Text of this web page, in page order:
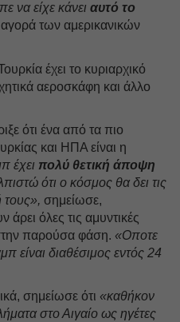
να είχε κάνει αυτό το
των αμερικανικών
έχει το κυριαρχικό
αεροσκάφη και άλλο
ότι ένα από τα πιο
και ΗΠΑ είναι η
έχει πολύ θετική άποψη
ότι ο κόσμος θα δει τις
σημείωσε,
όλες τις αμυντικές
παρούσα φάση. «Οποτε
είναι διαθέσιμος εντός 24
σημείωσε ότι «καθήκον
στο Αιγαίο ως ηγέτες